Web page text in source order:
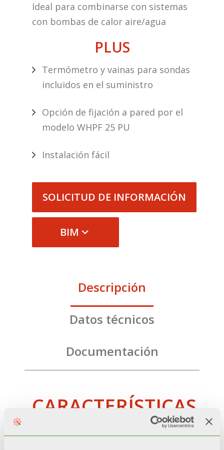
Ideal para combinarse con sistemas
con bombas de calor aire/agua
PLUS
Termómetro y vainas para sondas
incluidos en el suministro
Opción de fijación a pared por el
modelo WHPF 25 PU
Instalación fácil
SOLICITUD DE INFORMACIÓN
BIM
Descripción
Datos técnicos
Documentación
CARACTERÍSTICAS